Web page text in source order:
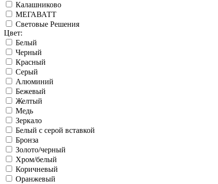
Калашниково
МЕГАВАТТ
Световые Решения
Цвет:
Белый
Черный
Красный
Серый
Алюминий
Бежевый
Желтый
Медь
Зеркало
Белый с серой вставкой
Бронза
Золото/черный
Хром/белый
Коричневый
Оранжевый